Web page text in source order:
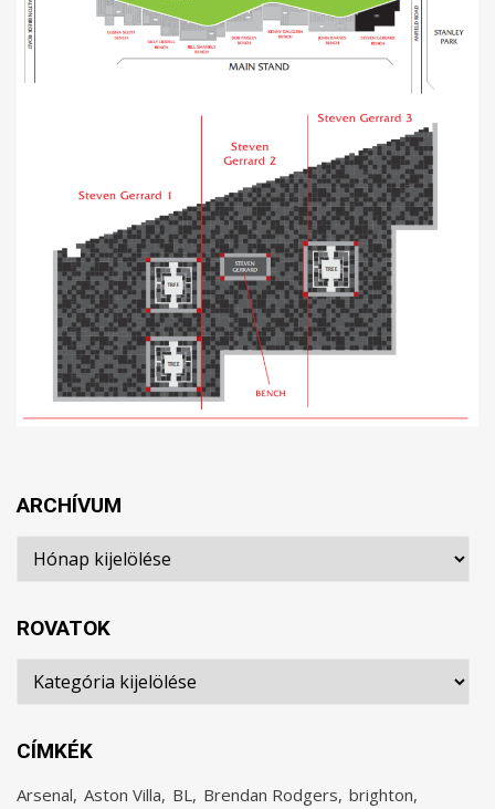
ARCHÍVUM
Archívum
ROVATOK
Rovatok
CÍMKÉK
Arsenal Aston Villa BL Brendan Rodgers brighton